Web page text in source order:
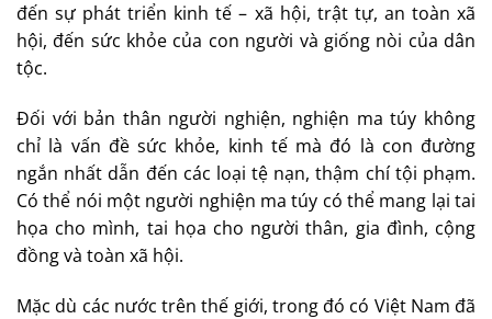
đến sự phát triển kinh tế – xã hội, trật tự, an toàn xã
hội, đến sức khỏe của con người và giống nòi của dân
tộc.
Đối với bản thân người nghiện, nghiện ma túy không
chỉ là vấn đề sức khỏe, kinh tế mà đó là con đường
ngắn nhất dẫn đến các loại tệ nạn, thậm chí tội phạm.
Có thể nói một người nghiện ma túy có thể mang lại tai
họa cho mình, tai họa cho người thân, gia đình, cộng
đồng và toàn xã hội.
Mặc dù các nước trên thế giới, trong đó có Việt Nam đã